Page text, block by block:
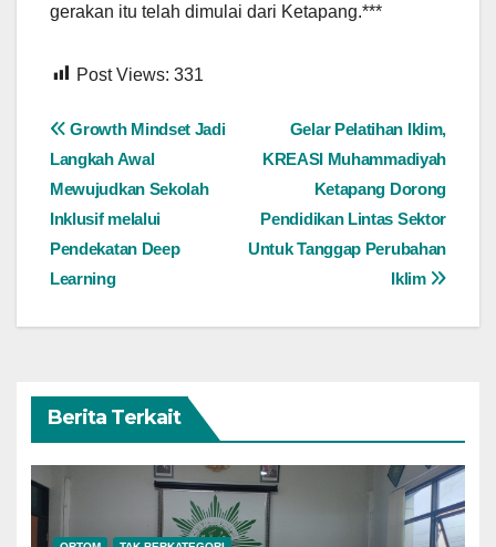
gerakan itu telah dimulai dari Ketapang.***
Post Views: 331
Navigasi
pos
Gelar Pelatihan Iklim,
KREASI Muhammadiyah
Ketapang Dorong
Pendidikan Lintas Sektor
Untuk Tanggap Perubahan
Iklim
Growth Mindset Jadi
Langkah Awal
Mewujudkan Sekolah
Inklusif melalui
Pendekatan Deep
Learning
Berita Terkait